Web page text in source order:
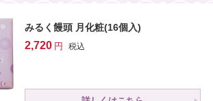
みるく饅頭 月化粧(16個入)
2,720 税込